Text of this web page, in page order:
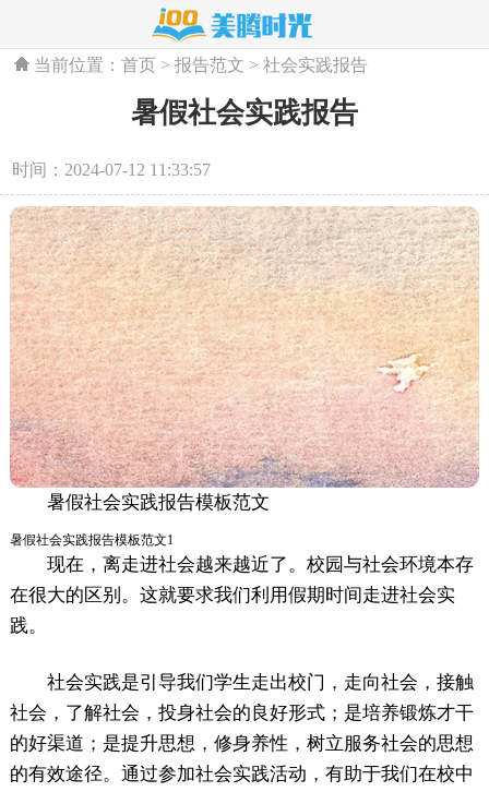
当前位置：首页 >报告范文 >社会实践报告
暑假社会实践报告
时间：2024-07-12 11:33:57
暑假社会实践报告模板范文
暑假社会实践报告模板范文1
现在，离走进社会越来越近了。校园与社会环境本存
在很大的区别。这就要求我们利用假期时间走进社会实
践。
社会实践是引导我们学生走出校门，走向社会，接触
社会，了解社会，投身社会的良好形式；是培养锻炼才干
的好渠道；是提升思想，修身养性，树立服务社会的思想
的有效途径。通过参加社会实践活动，有助于我们在校中